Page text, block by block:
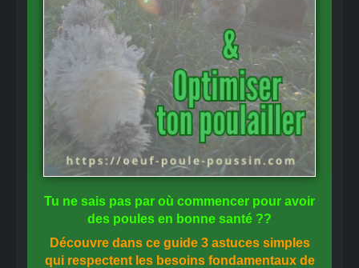
Tu ne sais pas par où commencer pour avoir
des poules en bonne santé ??
Découvre dans ce guide 3 astuces simples
qui respectent les besoins fondamentaux de